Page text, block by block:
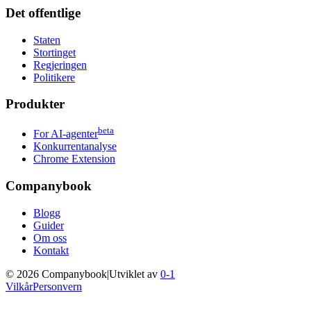
Det offentlige
Staten
Stortinget
Regjeringen
Politikere
Produkter
For AI-agenterbeta
Konkurrentanalyse
Chrome Extension
Companybook
Blogg
Guider
Om oss
Kontakt
© 2026 Companybook|Utviklet av 0-1
VilkårPersonvern